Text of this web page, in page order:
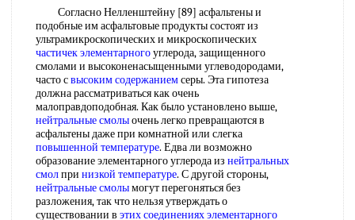
Согласно Нелленштейну [89] асфальтены и
подобные им асфальтовые продукты состоят из
ультрамикроскопических и микроскопических
частичек элементарногоуглерода, защищенного
смолами и высоконенасыщенными углеводородами,
часто свысоким содержаниемсеры. Эта гипотеза
должна рассматриваться как очень
малоправдоподобная. Как было установлено выше,
нейтральные смолыочень легко превращаются в
асфальтены даже при комнатной или слегка
повышенной температуре. Едва ли возможно
образование элементарного углерода из нейтральных
смолпри низкой температуре. С другой стороны,
нейтральные смолымогут перегоняться без
разложения, так что нельзя утверждать о
существовании в этих соединенияхэлементарного